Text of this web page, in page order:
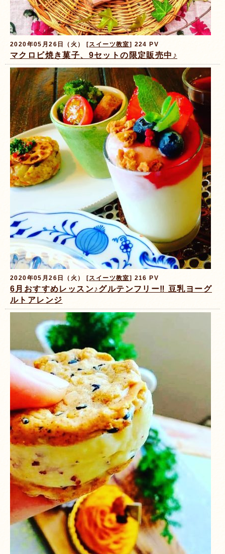
2020年05月26日（火） [スイーツ教室] 224 PV
マクロビ焼き菓子、9セットの限定販売中♪
2020年05月26日（火） [スイーツ教室] 216 PV
6月おすすめレッスン♪グルテンフリー‼️ 豆乳ヨーグ
ルトアレンジ